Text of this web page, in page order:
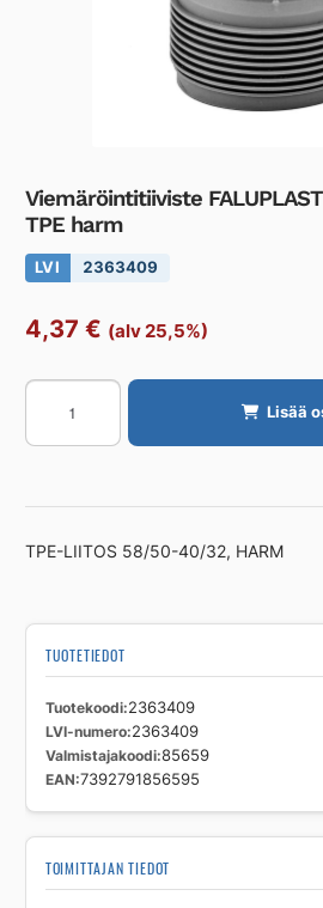
Viemäröintitiiviste
TPE harm
LVI 2363409
4,37 € (alv 25,5%)
Viemäröintitiiviste
FALUPLAST
Falu
40/32
harm
Lisää
TPE-LIITOS 58/50-40/32, HARM
TUOTETIEDOT
Tuotekoodi 2363409
LVI-numero 2363409
Valmistajakoodi 85659
EAN 7392791856595
TOIMITTAJAN TIEDOT